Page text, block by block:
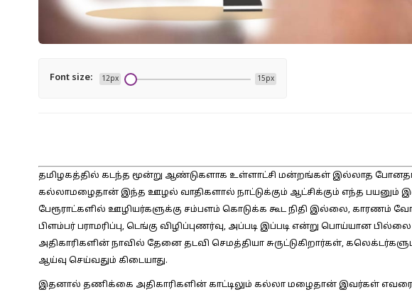
Font size: 12px 15px
தமிழகத்தில் கடந்த மூன்று ஆண்டுகளாக உள்ளாட்சி மன்றங்கள் இல்லாத
கல்லாமழைதான் இந்த ஊழல் வாதிகளால் நாட்டுக்கும் ஆட்சிக்கும் எந்த பயனும்
பேரூராட்களில் ஊழியர்களுக்கு சம்பளம் கொடுக்க கூட நிதி இல்லை, காரணம் வோட்சர்
பிளம்பர் பராமரிப்பு, டெங்கு விழிப்புணர்வு, அப்படி இப்படி என்று பொய்யான
அதிகாரிகளின் நாவில் தேனை தடவி செமத்தியா சுருட்டுகிறார்கள்,
ஆய்வு செய்வதும் கிடையாது.
இதனால் தணிக்கை அதிகாரிகளின் காட்டிலும் கல்லா மழைதான் இவர்கள்